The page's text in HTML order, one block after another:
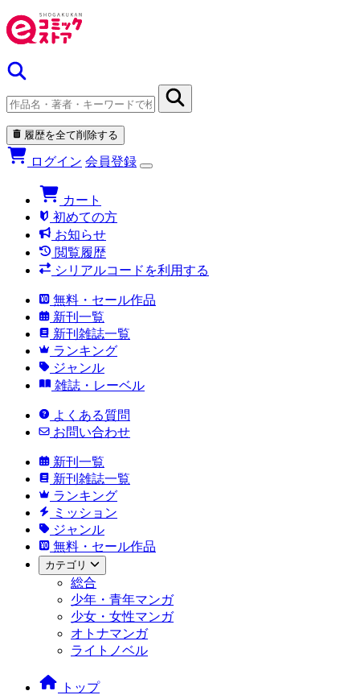
履歴を全て削除する
ログイン 会員登録
カート
初めての方
お知らせ
閲覧履歴
シリアルコードを利用する
無料・セール作品
新刊一覧
新刊雑誌一覧
ランキング
ジャンル
雑誌・レーベル
よくある質問
お問い合わせ
新刊一覧
新刊雑誌一覧
ランキング
ミッション
ジャンル
無料・セール作品
カテゴリ
総合
少年・青年マンガ
少女・女性マンガ
オトナマンガ
ライトノベル
トップ